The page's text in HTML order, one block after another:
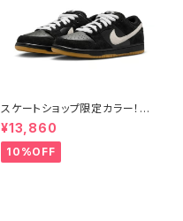
スケートショップ限定カラー！NI
KE SB DUNK LOW PRO BLA
CK/WHITE/GUM
¥13,860
10%OFF